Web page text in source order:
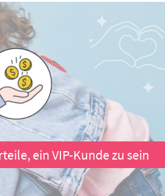
ein VIP-Kunde zu sein